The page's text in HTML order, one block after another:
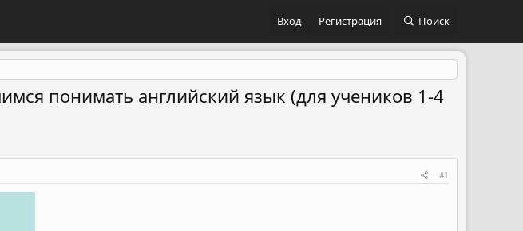
Вход Регистрация Поиск
понимать английский язык (для учеников 1-4
#1